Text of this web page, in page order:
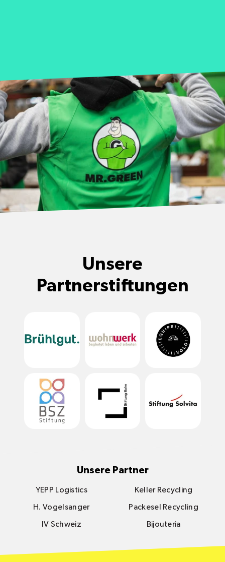
Unsere
Partnerstiftungen
Unsere Partner
YEPP Logistics Keller Recycling
H. Vogelsanger Packesel Recycling
IV Schweiz Bijouteria